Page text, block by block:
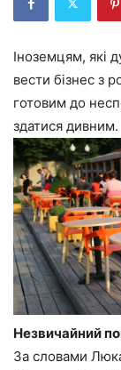
Іноземцям, які
вести бізнес з
готовим до
здатися дивним.
Незвичайний
За словами